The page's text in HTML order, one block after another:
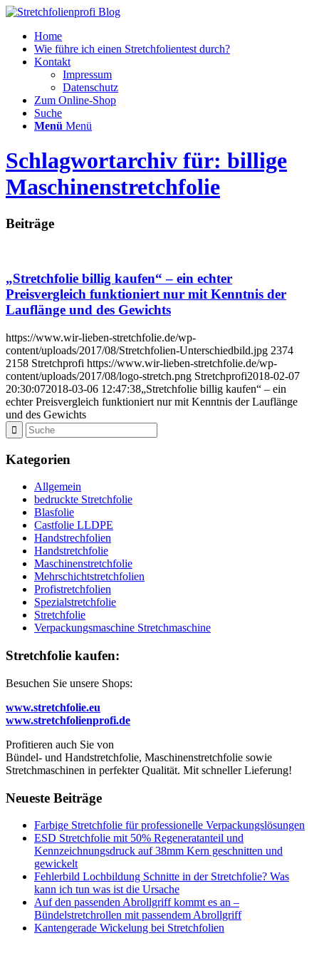
Home
Wie führe ich einen Stretchfolientest durch?
Kontakt
Impressum
Datenschutz
Zum Online-Shop
Suche
Menü Menü
Schlagwortarchiv für: billige
Maschinenstretchfolie
Beiträge
„Stretchfolie billig kaufen“ – ein echter
Preisvergleich funktioniert nur mit Kenntnis der
Lauflänge und des Gewichts
https://www.wir-lieben-stretchfolie.de/wp-
content/uploads/2017/08/Stretchfolien-Unterschiedbild.jpg 2374
2158 Stretchprofi https://www.wir-lieben-stretchfolie.de/wp-
content/uploads/2017/08/logo-stretch.png Stretchprofi2018-02-07
20:30:072018-03-06 12:47:38„Stretchfolie billig kaufen“ – ein
echter Preisvergleich funktioniert nur mit Kenntnis der Lauflänge
und des Gewichts
Kategorien
Allgemein
bedruckte Stretchfolie
Blasfolie
Castfolie LLDPE
Handstrechfolien
Handstretchfolie
Maschinenstretchfolie
Mehrschichtstretchfolien
Profistretchfolien
Spezialstretchfolie
Stretchfolie
Verpackungsmaschine Stretchmaschine
Stretchfolie kaufen:
Besuchen Sie unsere Shops:
www.stretchfolie.eu
www.stretchfolienprofi.de
Profitieren auch Sie von
Bündel- und Handstretchfolie, Maschinenstretchfolie sowie
Stretchmaschinen in perfekter Qualität. Mit schneller Lieferung!
Neueste Beiträge
Farbige Stretchfolie für professionelle Verpackungslösungen
ESD Stretchfolie mit 50% Regeneratanteil und
Kennzeichnungsdruck auf 38mm Kern geschnitten und
gewickelt
Fehlerbild Lochbildung Schnitte in der Stretchfolie? Was
kann ich tun was ist die Ursache
Auf den passenden Abrollgriff kommt es an –
Bündelstretchrollen mit passendem Abrollgriff
Kantengerade Wickelung bei Stretchfolien